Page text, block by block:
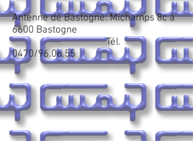
Antenne de Bastogne: Michamps 8c à
6600 Bastogne
Tél.
0470/96.06.55